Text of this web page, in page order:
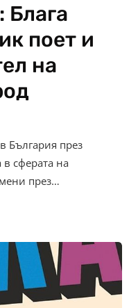
Блага
поет и
на
България през
в сферата на
през…